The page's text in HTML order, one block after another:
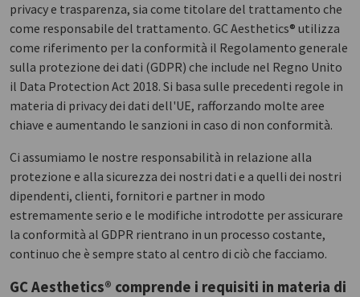
privacy e trasparenza, sia come titolare del trattamento che
come responsabile del trattamento. GC Aesthetics® utilizza
come riferimento per la conformità il Regolamento generale
sulla protezione dei dati (GDPR) che include nel Regno Unito
il Data Protection Act 2018. Si basa sulle precedenti regole in
materia di privacy dei dati dell'UE, rafforzando molte aree
chiave e aumentando le sanzioni in caso di non conformità.
Ci assumiamo le nostre responsabilità in relazione alla
protezione e alla sicurezza dei nostri dati e a quelli dei nostri
dipendenti, clienti, fornitori e partner in modo
estremamente serio e le modifiche introdotte per assicurare
la conformità al GDPR rientrano in un processo costante,
continuo che è sempre stato al centro di ciò che facciamo.
GC Aesthetics® comprende i requisiti in materia di